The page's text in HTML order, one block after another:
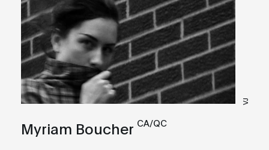
VJ
Myriam Boucher CA/QC